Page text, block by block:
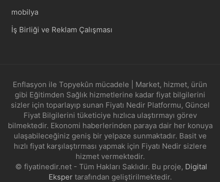
mobilya
İş Birliği ve Reklam Çalışması
Enflasyon ile Topyekûn mücadele | Market, hizmet, ürün
gibi Eğitimden Sağlık hizmetlerine kadar fiyat bilgilerini
sizler için toparlayıp sunan Fiyatı Nedir Platformu, Güncel
Fiyat Bilgilerini tüketiciye hızlıca ulaştırmayı görev
bilmektedir. Ekonomi haberlerinden paraya dair her konuya
ulaşabileceğiniz geniş bir yelpaze sunmaktadır. Basit ve
hızlı fiyat karşılaştırması yapmak için Fiyatı Nedir sizlere
hizmet vermektedir.
© fiyatinedir.net - Tüm Hakları Saklıdır. Bu proje, Digital
Ekspertarafından geliştirilmektedir.